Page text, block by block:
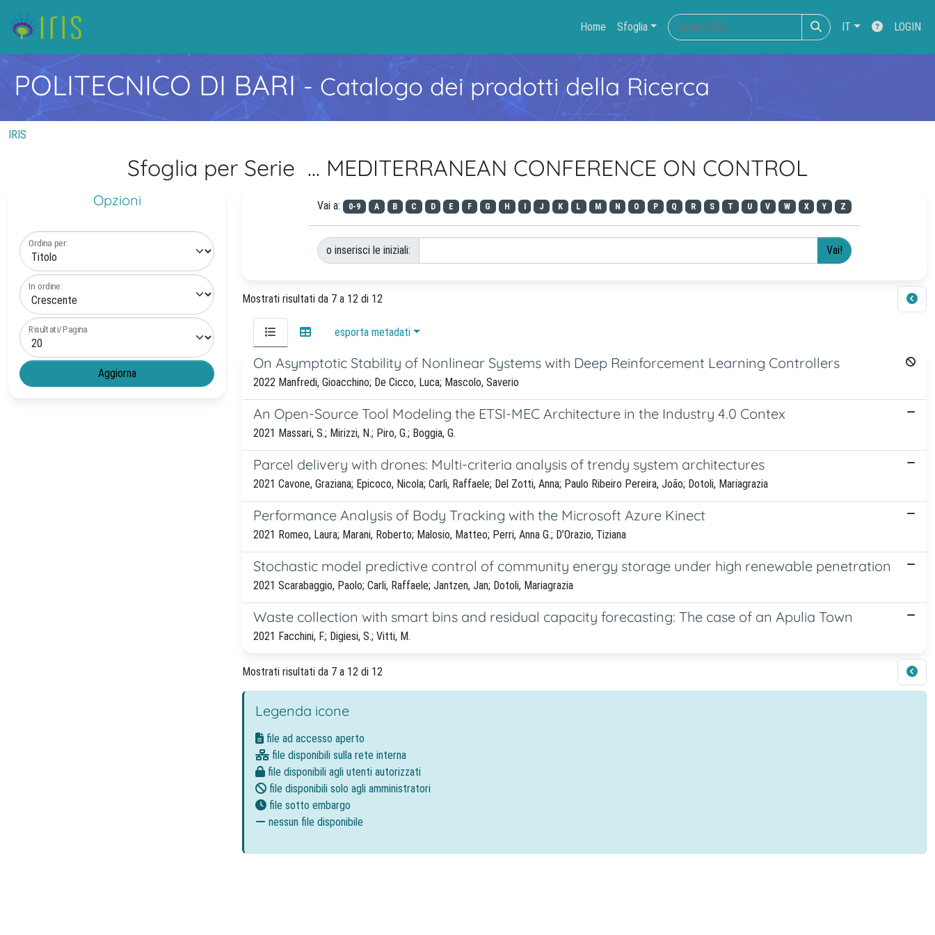
Home Sfoglia IT LOGIN
POLITECNICO DI BARI- Catalogo dei prodotti della Ricerca
IRIS
Sfoglia per Serie ... MEDITERRANEAN CONFERENCE ON CONTROL
Opzioni
Ordina per:
In ordine:
Risultati/Pagina
Vai a: 0-9 A B C D E F G H J K L M N O P Q R S T U V W X Y Z
o inserisci le iniziali:
Mostrati risultati da 7 a 12 di 12
esporta metadati
On Asymptotic Stability of Nonlinear Systems with Deep Reinforcement Learning Controllers
2022 Manfredi, Gioacchino; De Cicco, Luca; Mascolo, Saverio
An Open-Source Tool Modeling the ETSI-MEC Architecture in the Industry 4.0 Contex
2021 Massari, S.; Mirizzi, N.; Piro, G.; Boggia, G.
Parcel delivery with drones: Multi-criteria analysis of trendy system architectures
2021 Cavone, Graziana; Epicoco, Nicola; Carli, Raffaele; Del Zotti, Anna; Paulo Ribeiro Pereira, João; Dotoli, Mariagrazia
Performance Analysis of Body Tracking with the Microsoft Azure Kinect
2021 Romeo, Laura; Marani, Roberto; Malosio, Matteo; Perri, Anna G.; D’Orazio, Tiziana
Stochastic model predictive control of community energy storage under high renewable penetration
2021 Scarabaggio, Paolo; Carli, Raffaele; Jantzen, Jan; Dotoli, Mariagrazia
Waste collection with smart bins and residual capacity forecasting: The case of an Apulia Town
2021 Facchini, F.; Digiesi, S.; Vitti, M.
Mostrati risultati da 7 a 12 di 12
Legenda icone
file ad accesso aperto
file disponibili sulla rete interna
file disponibili agli utenti autorizzati
file disponibili solo agli amministratori
file sotto embargo
nessun file disponibile